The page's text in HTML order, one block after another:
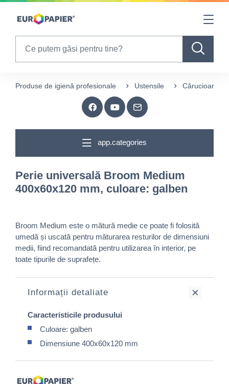
Table Of Content
Produse de igienă profesionale Ustensile Cărucioare și
app.categories
Perie universală Broom Medium
400x60x120 mm, culoare: galben
Broom Medium este o mătură medie ce poate fi folosită
umedă și uscată pentru măturarea resturilor de dimensiuni
medii, fiind recomandată pentru utilizarea în interior, pe
toate tipurile de suprafețe.
Informații detaliate
Caracteristicile produsului
Culoare: galben
Dimensiune 400x60x120 mm